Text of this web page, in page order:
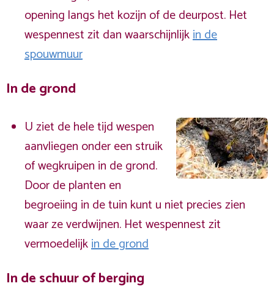
opening langs het kozijn of de deurpost. Het
wespennest zit dan waarschijnlijkin de
spouwmuur
In de grond
U ziet de hele tijd wespen
aanvliegen onder een struik
of wegkruipen in de grond.
Door de planten en
begroeiing in de tuin kunt u niet precies zien
waar ze verdwijnen. Het wespennest zit
vermoedelijkin de grond
In de schuur of berging